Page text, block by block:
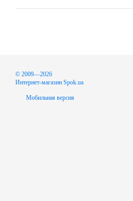
© 2009—2026
Интернет-магазин Spok.ua
Мобильная версия